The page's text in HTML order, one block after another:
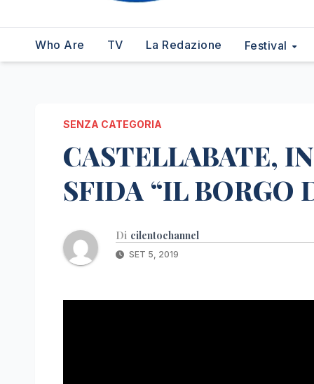
Who Are TV La Redazione Festival
SENZA CATEGORIA
CASTELLABATE,
SFIDA “IL BORGO
Di cilentochannel
SET 5, 2019